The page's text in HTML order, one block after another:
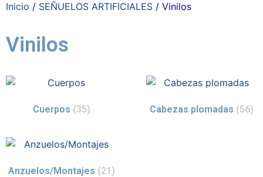
Inicio / SEÑUELOS ARTIFICIALES / Vinilos
Vinilos
Cuerpos (35) Cabezas plomadas (56)
Anzuelos/Montajes (21)